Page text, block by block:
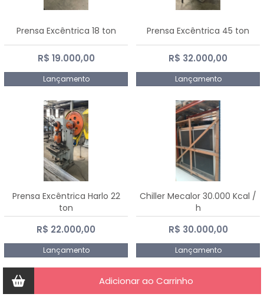
Prensa Excêntrica 18 ton
R$ 19.000,00
Lançamento
Prensa Excêntrica 45 ton
R$ 32.000,00
Lançamento
Prensa Excêntrica Harlo 22
ton
R$ 22.000,00
Lançamento
Chiller Mecalor 30.000 Kcal /
h
R$ 30.000,00
Lançamento
Adicionar ao Carrinho